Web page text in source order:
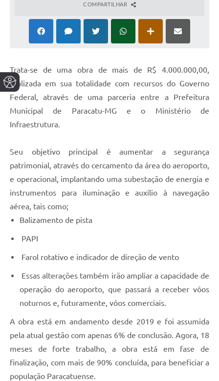
COMPARTILHAR
Trata-se de uma obra de mais de R$ 4.000.000,00,
realizada em sua totalidade com recursos do Governo
Federal, através de uma parceria entre a Prefeitura
Municipal de Paracatu-MG e o Ministério de
Infraestrutura.
Seu objetivo principal é aumentar a segurança
patrimonial, através do cercamento da área do aeroporto,
e operacional, implantando uma subestação de energia e
instrumentos para iluminação e auxílio à navegação
aérea, tais como;
Balizamento de pista
PAPI
Farol rotativo e indicador de direção de vento
Essas alterações também irão ampliar a capacidade de
operação do aeroporto, que passará a receber vôos
noturnos e, futuramente, vôos comerciais.
A obra está em andamento desde 2019 e foi assumida
pela atual gestão com apenas 6% de conclusão. Agora, 18
meses de forte trabalho, a obra está em fase de
finalização, com mais de 90% concluída, para beneficiar a
população Paracatuense.